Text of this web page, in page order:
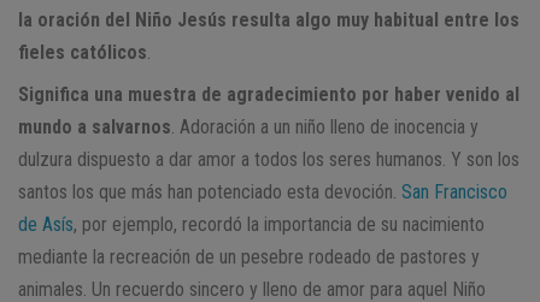
la oración del Niño Jesús resulta algo muy habitual entre los
fieles católicos
Significa una muestra de agradecimiento por haber venido al
mundo a salvarnos . Adoración a un niño lleno de inocencia y
dulzura dispuesto a dar amor a todos los seres humanos. Y son los
santos los que más han potenciado esta devoción. San Francisco
de Asís, por ejemplo, recordó la importancia de su nacimiento
mediante la recreación de un pesebre rodeado de pastores y
animales. Un recuerdo sincero y lleno de amor para aquel Niño